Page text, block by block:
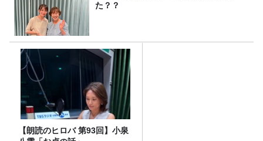
た？？
【朗読のヒロバ 第93回】小泉